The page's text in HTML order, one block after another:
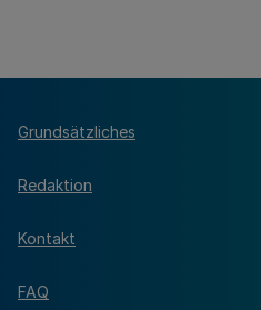
Grundsätzliches
Redaktion
Kontakt
FAQ